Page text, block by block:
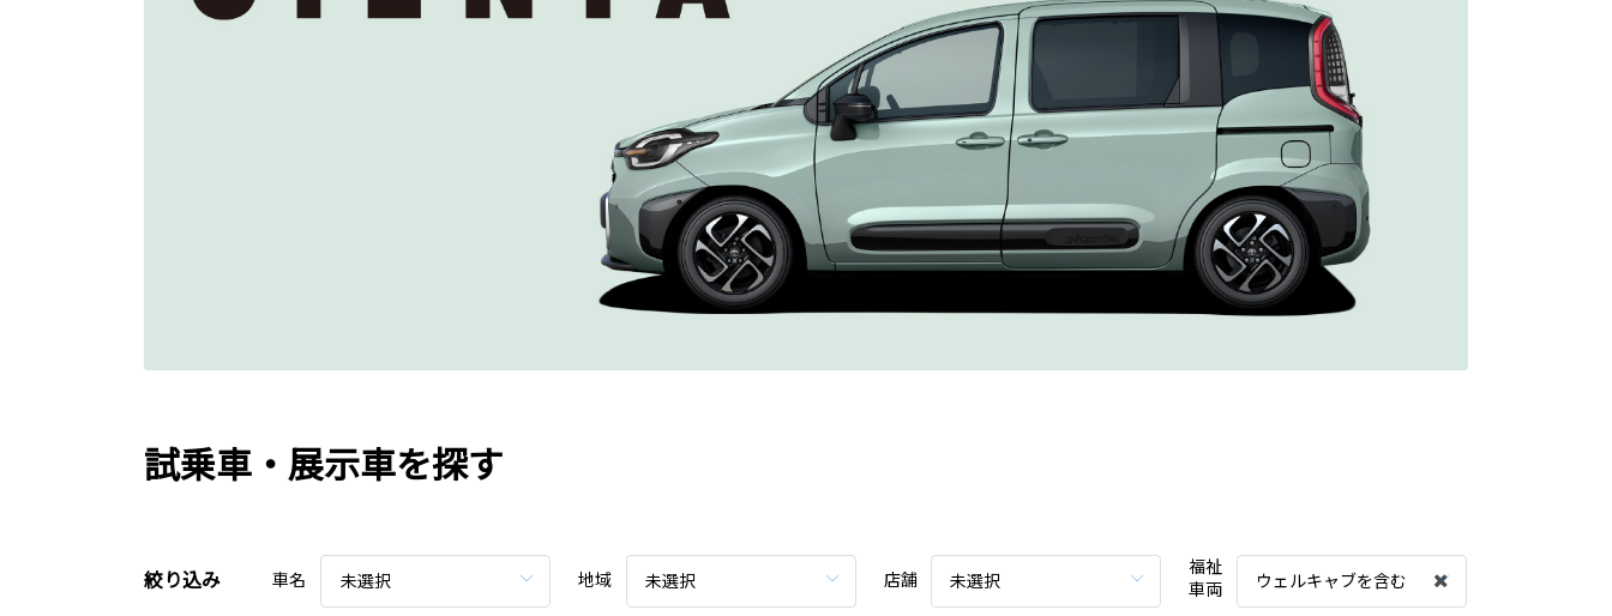
試乗車・展示車を探す
絞り込み 車名 未選択 地域 未選択 店舗 未選択
福祉
車両
ウェルキャブを含む